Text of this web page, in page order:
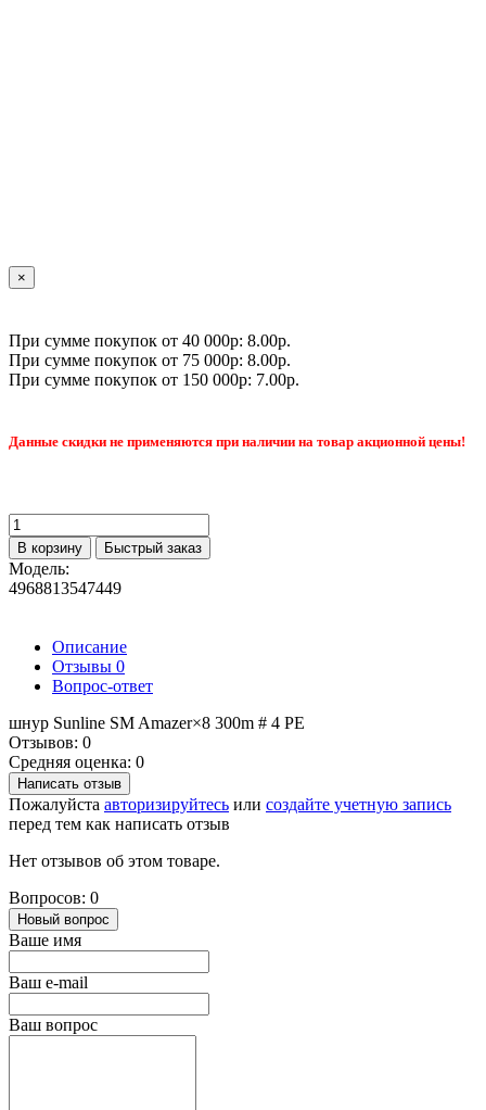
×
При сумме покупок от 40 000р: 8.00р.
При сумме покупок от 75 000р: 8.00р.
При сумме покупок от 150 000р: 7.00р.
Данные скидки не применяются при наличии на товар акционной цены!
В корзину Быстрый заказ
Модель:
4968813547449
Описание
Отзывы 0
Вопрос-ответ
шнур Sunline SM Amazer×8 300m # 4 PE
Отзывов: 0
Средняя оценка: 0
Написать отзыв
Пожалуйста авторизируйтесь или создайте учетную запись
перед тем как написать отзыв
Нет отзывов об этом товаре.
Вопросов: 0
Новый вопрос
Ваше имя
Ваш e-mail
Ваш вопрос